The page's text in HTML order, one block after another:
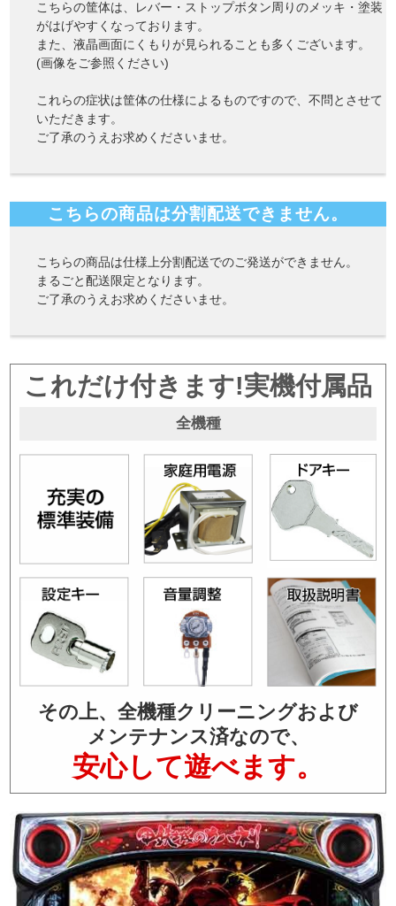
こちらの筐体は、レバー・ストップボタン周りのメッキ・塗装
がはげやすくなっております。
また、液晶画面にくもりが見られることも多くございます。
(画像をご参照ください)
これらの症状は筐体の仕様によるものですので、不問とさせて
いただきます。
ご了承のうえお求めくださいませ。
こちらの商品は分割配送できません。
こちらの商品は仕様上分割配送でのご発送ができません。
まるごと配送限定となります。
ご了承のうえお求めくださいませ。
これだけ付きます!実機付属品
全機種
その上、全機種クリーニングおよび
メンテナンス済なので、
安心して遊べます。